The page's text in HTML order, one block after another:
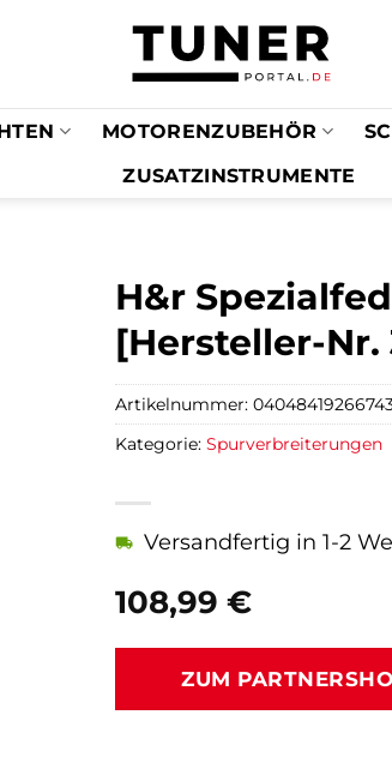
MOTORENZUBEHÖR
ZUSATZINSTRUMENTE
H&r
[Hersteller-Nr.
108,99 €
Versandfertig in 1-2
ZUM
Artikelnummer:
Kategorie: Spurverbreiterungen